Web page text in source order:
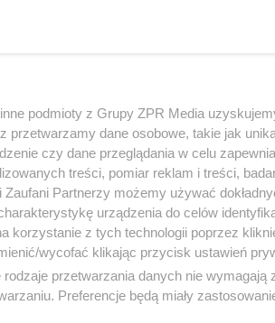
podmioty z Grupy ZPR Media
przetwarzamy dane osobowe, takie jak
czy dane przeglądania w celu
treści, pomiar reklam i treści,
Partnerzy możemy używać
urządzenia do celów
korzystanie z tych technologii poprzez
wycofać klikając przycisk ustawień
rodzaje przetwarzania danych nie wymagają
Preferencje będą miały